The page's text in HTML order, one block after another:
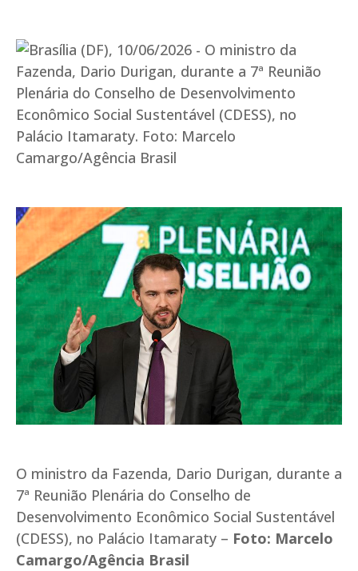
O ministro da Fazenda, Dario Durigan, durante a
7ª Reunião Plenária do Conselho de
Desenvolvimento Econômico Social Sustentável
(CDESS), no Palácio Itamaraty – Foto: Marcelo
Camargo/Agência Brasil